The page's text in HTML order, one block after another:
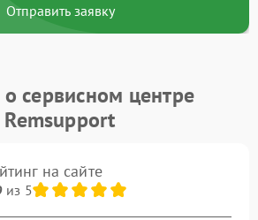
Отправить заявку
сервисном центре
Remsupport
на сайте
из 5